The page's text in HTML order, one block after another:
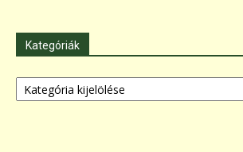
Kategóriák
Kategóriák